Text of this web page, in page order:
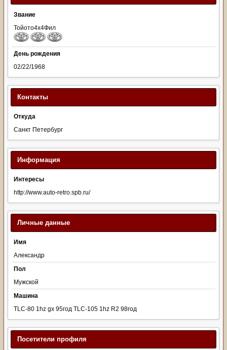
Звание
Тойото4х4Фил
День рождения
02/22/1968
Контакты
Откуда
Санкт Петербург
Информация
Интересы
http://www.auto-retro.spb.ru/
Личные данные
Имя
Александр
Пол
Мужской
Машина
TLC-80 1hz gx 95год TLC-105 1hz R2 98год
Посетители профиля